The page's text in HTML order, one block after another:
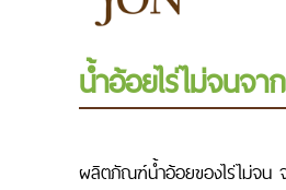
น้ำอ้อยไร่ไม่จนจา
ผลิตภัณฑ์น้ำอ้อยของไร่ไม่จน